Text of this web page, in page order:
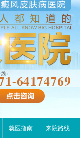
就医指南 来院路线